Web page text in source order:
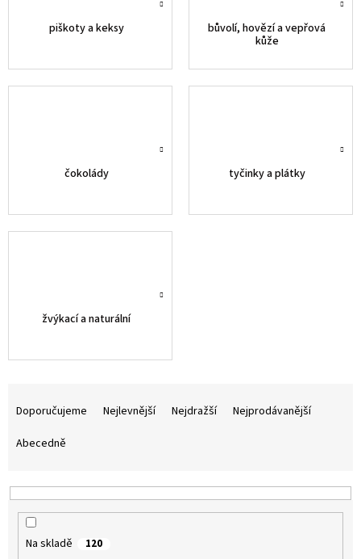
piškoty a keksy
bůvolí, hovězí a vepřová
kůže
čokolády tyčinky a plátky
žvýkací a naturální
p
Doporučujeme Nejlevnější Nejdražší
Nejprodávanější
Abecedně
Na skladě 120